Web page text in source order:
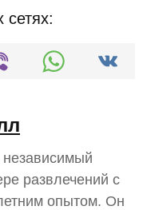
сетях:
развлечений с
опытом. Он